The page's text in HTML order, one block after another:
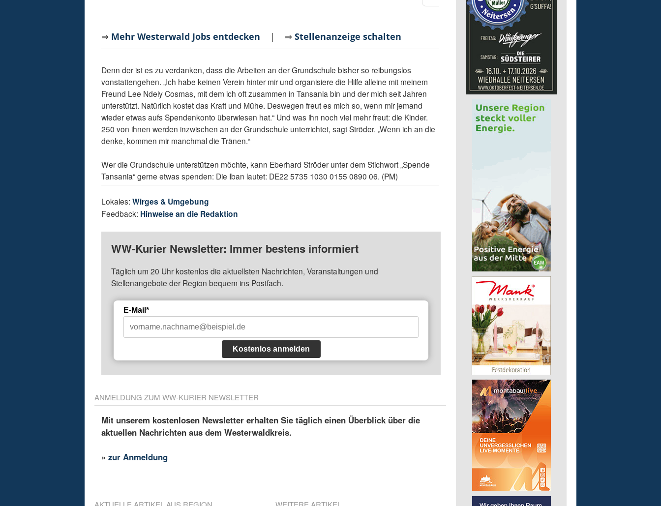
⇒ Mehr Westerwald Jobs entdecken | ⇒Stellenanzeige schalten
Denn der ist es zu verdanken, dass die Arbeiten an der Grundschule bisher so reibungslos
vonstattengehen. „Ich habe keinen Verein hinter mir und organisiere die Hilfe alleine mit meinem
Freund Lee Ndeiy Cosmas, mit dem ich oft zusammen in Tansania bin und der mich seit Jahren
unterstützt. Natürlich kostet das Kraft und Mühe. Deswegen freut es mich so, wenn mir jemand
wieder etwas aufs Spendenkonto überwiesen hat.“ Und was ihn noch viel mehr freut: die Kinder.
250 von ihnen werden inzwischen an der Grundschule unterrichtet, sagt Ströder. „Wenn ich an die
denke, kommen mir manchmal die Tränen.“
Wer die Grundschule unterstützen möchte, kann Eberhard Ströder unter dem Stichwort „Spende
Tansania“ gerne etwas spenden: Die Iban lautet: DE22 5735 1030 0155 0890 06. (PM)
Lokales:Wirges & Umgebung
Feedback: Hinweise an die Redaktion
WW-Kurier Newsletter: Immer bestens informiert
Täglich um 20 Uhr kostenlos die aktuellsten Nachrichten, Veranstaltungen und
Stellenangebote der Region bequem ins Postfach.
E-Mail*
Kostenlos anmelden
ANMELDUNG ZUM WW-KURIER NEWSLETTER
Mit unserem kostenlosen Newsletter erhalten Sie täglich einen Überblick über die
aktuellen Nachrichten aus dem Westerwaldkreis.
»zur Anmeldung